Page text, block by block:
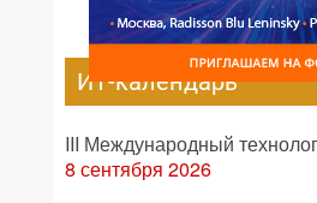
ИТ-календарь
III Международный
8 сентября 2026